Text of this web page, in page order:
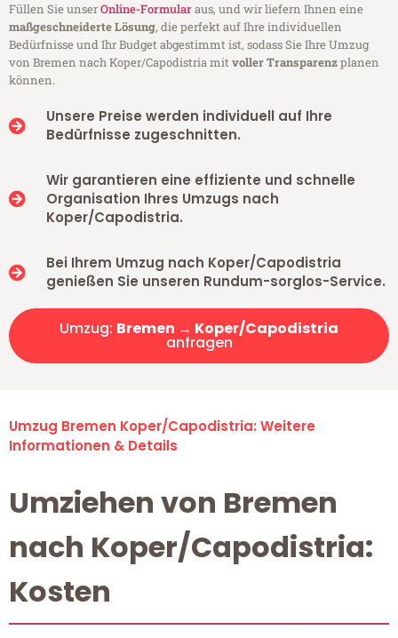
Füllen Sie unserOnline-Formularaus, und wir liefern Ihnen eine
maßgeschneiderte Lösung, die perfekt auf Ihre individuellen
Bedürfnisse und Ihr Budget abgestimmt ist, sodass Sie Ihre Umzug
von Bremen nach Koper/Capodistria mitvoller Transparenzplanen
können.
Unsere Preise werden individuell auf Ihre
Bedürfnisse zugeschnitten.
Wir garantieren eine effiziente und schnelle
Organisation Ihres Umzugs nach
Koper/Capodistria.
Bei Ihrem Umzug nach Koper/Capodistria
genießen Sie unseren Rundum-sorglos-Service.
Umzug: Bremen → Koper/Capodistria
anfragen
Umzug Bremen Koper/Capodistria: Weitere
Informationen & Details
Umziehen von Bremen
nach Koper/Capodistria:
Kosten